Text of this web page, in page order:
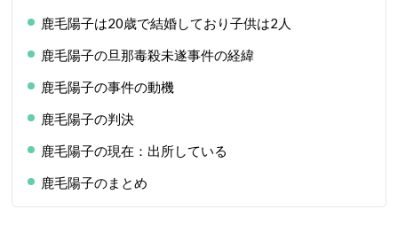
鹿毛陽子は20歳で結婚しており子供は2人
鹿毛陽子の旦那毒殺未遂事件の経緯
鹿毛陽子の事件の動機
鹿毛陽子の判決
鹿毛陽子の現在：出所している
鹿毛陽子のまとめ